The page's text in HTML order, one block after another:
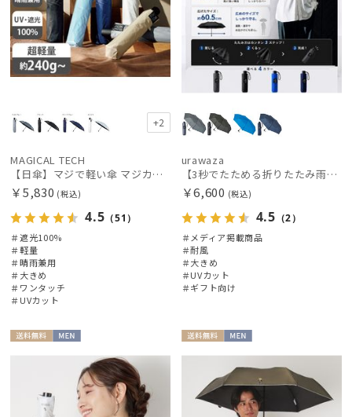
+2
MAGICAL TECH
【日傘】マジで軽い傘 マジカルテックプロテクション(MAGICAL TECH PROTECTION) 58cm 晴雨兼用傘自動開閉折りたたみ日傘 一級遮光100% UV 軽量 機能性 大きめ 人気
￥5,830 (税込)
4.5 （51）
＃遮光100%
＃軽量
＃晴雨兼用
＃大きめ
＃ワンタッチ
＃UVカット
urawaza
【3秒でたためる折りたたみ雨傘】urawaza 無双（ウラワザ）プレーン58 耐風 大きめ
￥6,600 (税込)
4.5 （2）
＃メディア掲載商品
＃耐風
＃大きめ
＃UVカット
＃ギフト向け